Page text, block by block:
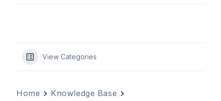
View Categories
Home
Knowledge Base